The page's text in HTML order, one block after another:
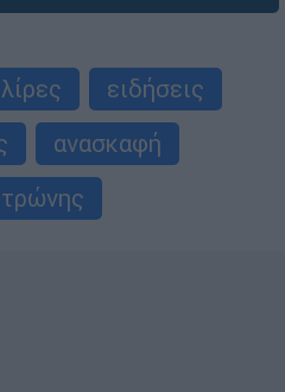
λίρες
ειδήσεις
ανασκαφή